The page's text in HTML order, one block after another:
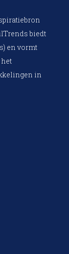
biedt
en vormt
in